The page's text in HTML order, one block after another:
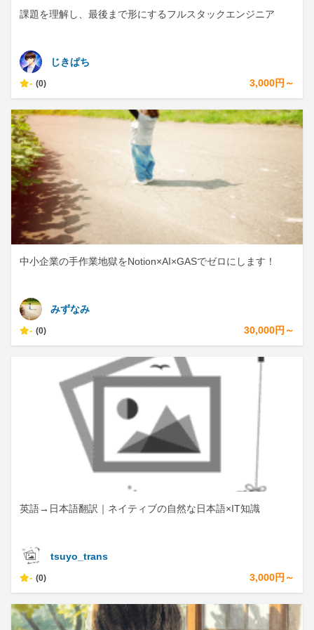
課題を理解し、最後まで形にするフルスタックエンジニア
じきぱち
- (0) 3,000円～
中小企業の手作業地獄をNotion×AI×GASでゼロにします！
みずなみ
- (0) 30,000円～
英語→日本語翻訳｜ネイティブの自然な日本語×IT知識
tsuyo_trans
- (0) 3,000円～